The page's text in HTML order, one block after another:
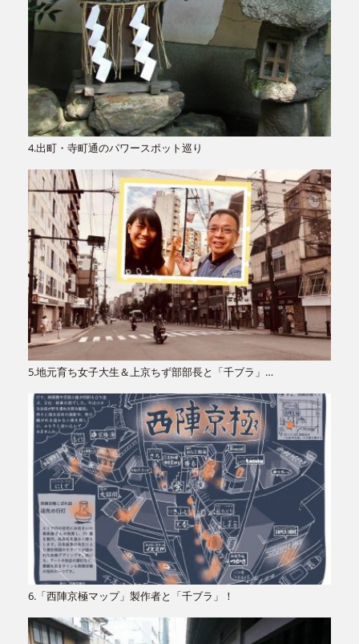
4.出町・寺町通のパワースポット巡り
5.地元育ち女子大生＆上京ちず部部長と「千ブラ」…
6.「西陣京極マップ」製作者と「千ブラ」！